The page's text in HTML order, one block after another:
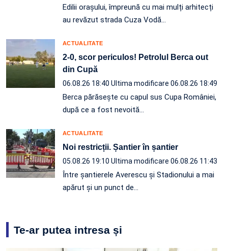
Edilii orașului, împreună cu mai mulți arhitecți
au revăzut strada Cuza Vodă…
ACTUALITATE
2-0, scor periculos! Petrolul Berca out
din Cupă
06.08.26 18:40 Ultima modificare 06.08.26 18:49
Berca părăsește cu capul sus Cupa României,
după ce a fost nevoită…
ACTUALITATE
Noi restricții. Șantier în șantier
05.08.26 19:10 Ultima modificare 06.08.26 11:43
Între șantierele Averescu și Stadionului a mai
apărut și un punct de…
Te-ar putea intresa și